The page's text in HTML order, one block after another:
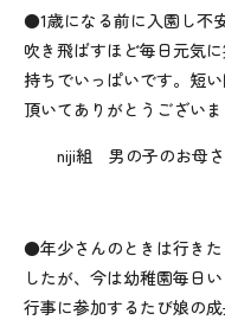
●1歳になる前に入園し不
吹き飛ばすほど毎日元気
持ちでいっぱいです。短
頂いてありがとうございま
niji組 男の子のお母さ
●年少さんのときは行き
したが、今は幼稚園毎日
行事に参加するたび娘の